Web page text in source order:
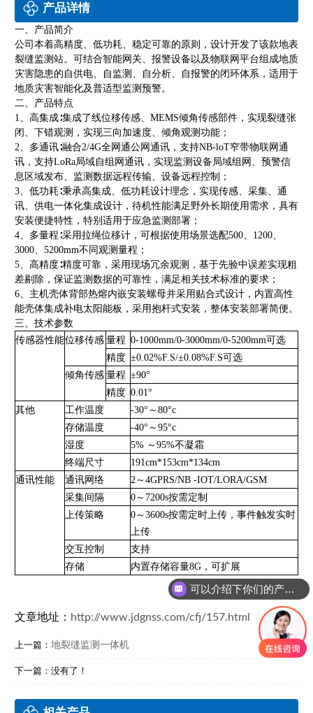
产品详情
一、产品简介
公司本着高精度、低功耗、稳定可靠的原则，设计开发了该款地表
裂缝监测站。可结合智能网关、报警设备以及物联网平台组成地质
灾害隐患的自供电、自监测、自分析、自报警的闭环体系，适用于
地质灾害智能化及普适型监测预警。
二、产品特点
1、高集成∶集成了线位移传感、 MEMS倾角传感部件，实现裂缝张
闭、下错观测，实现三向加速度、倾角观测功能；
2、多通讯∶融合2/4G全网通公网通讯，支持NB-loT窄带物联网通
讯，支持LoRa局域自组网通讯，实现监测设备局域组网、预警信
息区域发布、监测数据远程传输、设备远程控制；
3、低功耗∶秉承高集成、低功耗设计理念，实现传感、采集、通
讯、供电一体化集成设计，待机性能满足野外长期使用需求，具有
安装便捷特性，特别适用于应急监测部署；
4、多量程∶采用拉绳位移计，可根据使用场景选配500、 1200、
3000、 5200mm不同观测量程；
5、高精度∶精度可靠，采用现场冗余观测，基于先验中误差实现粗
差剔除，保证监测数据的可靠性，满足相关技术标准的要求；
6、主机壳体背部热熔内嵌安装螺母并采用贴合式设计，内置高性
能壳体集成补电太阳能板，采用抱杆式安装，整体安装部署简便。
三、技术参数
传感器性能位移传感 量程 0-1000mm/0-3000mm/0-5200mm可选
精度 ±0.02%F.S/±0.08%F.S可选
倾角传感 量程 ±90°
精度 0.01°
其他
工作温度
-30°～80°c
存储温度
-40°～95°c
湿度
5% ～95%不凝霜
终端尺寸
191cm*153cm*134cm
通讯性能
通讯网络
2～4GPRS/NB -IOT/LORA/GSM
采集间隔
0～7200s按需定制
上传策略
0～3600s按需定时上传，事件触发实时
上传
交互控制
支持
存储
内置存储容量8G，可扩展
文章地址： http://www.jdgnss.com/cfj/157.html
上一篇： 地裂缝监测一体机
下一篇：没有了！
可以介绍下你们的产品么？